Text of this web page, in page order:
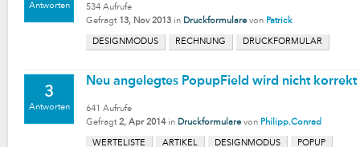
Antworten 534 Aufrufe
Gefragt 13, Nov 2013 in Druckformulare von Patrick
DESIGNMODUS RECHNUNG DRUCKFORMULAR
3
Antworten
Neu angelegtes PopupField wird nicht
641 Aufrufe
Gefragt 2, Apr 2014 in Druckformulare von Philipp.Conrad
WERTELISTE ARTIKEL DESIGNMODUS POPUP